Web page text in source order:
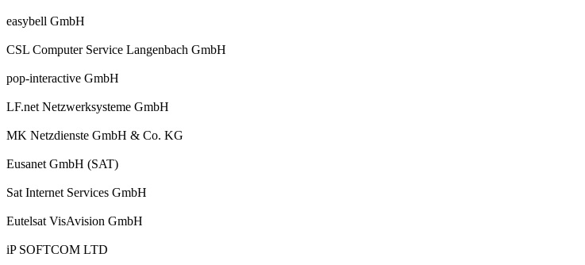
easybell GmbH
CSL Computer Service Langenbach GmbH
pop-interactive GmbH
LF.net Netzwerksysteme GmbH
MK Netzdienste GmbH & Co. KG
Eusanet GmbH (SAT)
Sat Internet Services GmbH
Eutelsat VisAvision GmbH
iP SOFTCOM LTD